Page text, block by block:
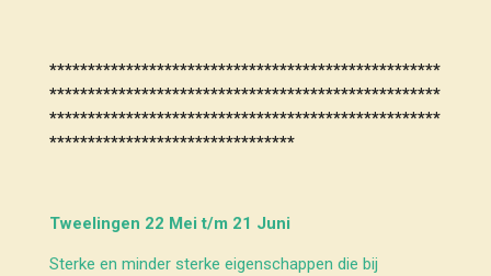
***************************************************
***************************************************
***************************************************
********************************
Tweelingen 22 Mei t/m 21 Juni
Sterke en minder sterke eigenschappen die bij